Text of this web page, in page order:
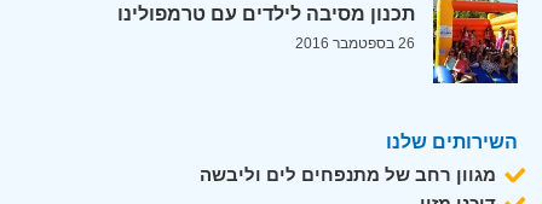
תכנון מסיבה לילדים עם טרמפולינו
26 בספטמבר 2016
השירותים שלנו
מגוון רחב של מתנפחים לים וליבשה